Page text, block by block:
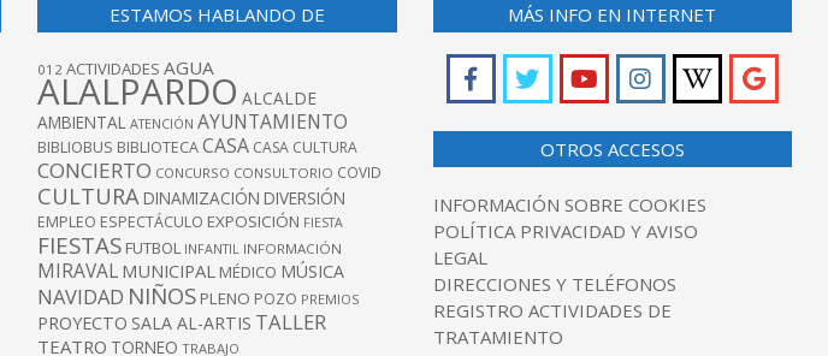
ESTAMOS HABLANDO DE
012 ACTIVIDADES AGUA
ALALPARDO ALCALDE
AMBIENTAL ATENCIÓN AYUNTAMIENTO
BIBLIOBUS BIBLIOTECACASA CASA CULTURA
CONCIERTO CONCURSO CONSULTORIO COVID
CULTURA DINAMIZACIÓN DIVERSIÓN
EMPLEO ESPECTÁCULO EXPOSICIÓN FIESTA
FIESTAS FUTBOL INFANTIL INFORMACIÓN
MIRAVAL MUNICIPAL MÉDICO MÚSICA
NAVIDAD NIÑOS PLENO POZO PREMIOS
PROYECTO SALA AL-ARTIS TALLER
TEATRO TORNEO TRABAJO
MÁS INFO EN INTERNET
OTROS ACCESOS
INFORMACIÓN SOBRE COOKIES
POLÍTICA PRIVACIDAD Y AVISO
LEGAL
DIRECCIONES Y TELÉFONOS
REGISTRO ACTIVIDADES DE
TRATAMIENTO